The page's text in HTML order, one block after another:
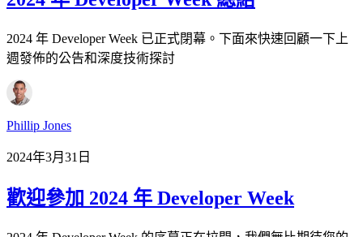
2024 年 Developer Week 已正式閉幕。下面來快速回顧一下上
週發佈的公告和深度技術探討
Phillip Jones
2024年3月31日
歡迎參加 2024 年 Developer Week